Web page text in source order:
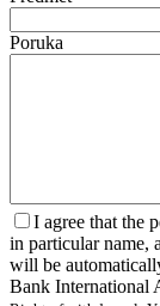
Poruka
I agree that the
in particular name,
will be
Bank International